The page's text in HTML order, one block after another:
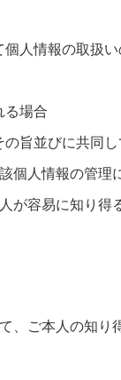
人情報の取扱
る場合
旨並びに共同
個人情報の管理
が容易に知り得
、ご本人の知り